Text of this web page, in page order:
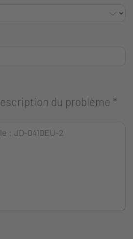
du problème *